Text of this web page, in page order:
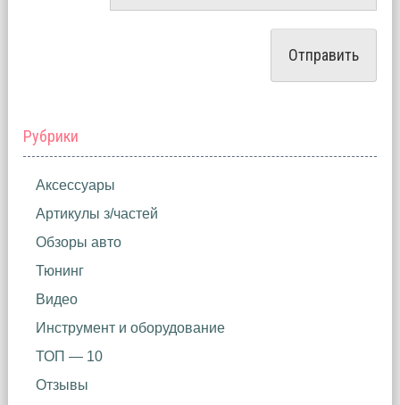
Рубрики
Аксессуары
Артикулы з/частей
Обзоры авто
Тюнинг
Видео
Инструмент и оборудование
ТОП — 10
Отзывы